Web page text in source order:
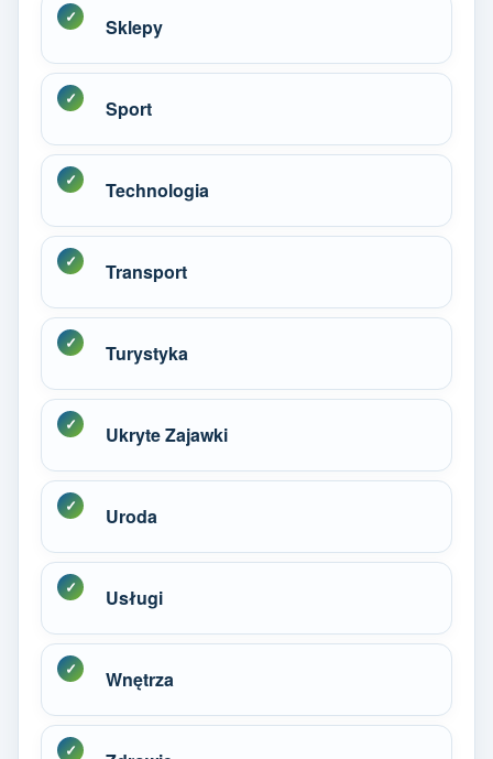
Sklepy
Sport
Technologia
Transport
Turystyka
Ukryte Zajawki
Uroda
Usługi
Wnętrza